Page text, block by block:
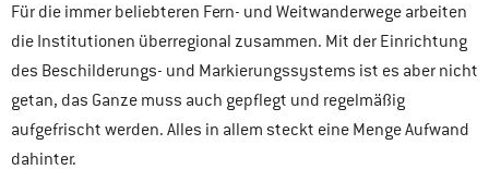
Für die immer beliebteren Fern- und Weitwanderwege arbeiten
die Institutionen überregional zusammen. Mit der Einrichtung
des Beschilderungs- und Markierungssystems ist es aber nicht
getan, das Ganze muss auch gepflegt und regelmäßig
aufgefrischt werden. Alles in allem steckt eine Menge Aufwand
dahinter.